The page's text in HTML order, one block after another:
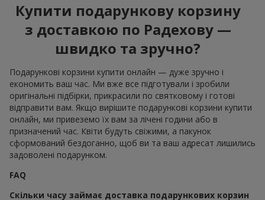
Купити подарункову корзину
з доставкою по Радехову —
швидко та зручно?
Подарункові корзини купити онлайн — дуже зручно і
економить ваш час. Ми вже все підготували і зробили
оригінальні підбірки, прикрасили по святковому і готові
відправити вам. Якщо вирішите подарункові корзини купити
онлайн, ми привеземо їх вам за лічені години або в
призначений час. Квіти будуть свіжими, а пакунок
сформований бездоганно, щоб ви та ваш адресат лишились
задоволені подарунком.
FAQ
Скільки часу займає доставка подарункових корзин